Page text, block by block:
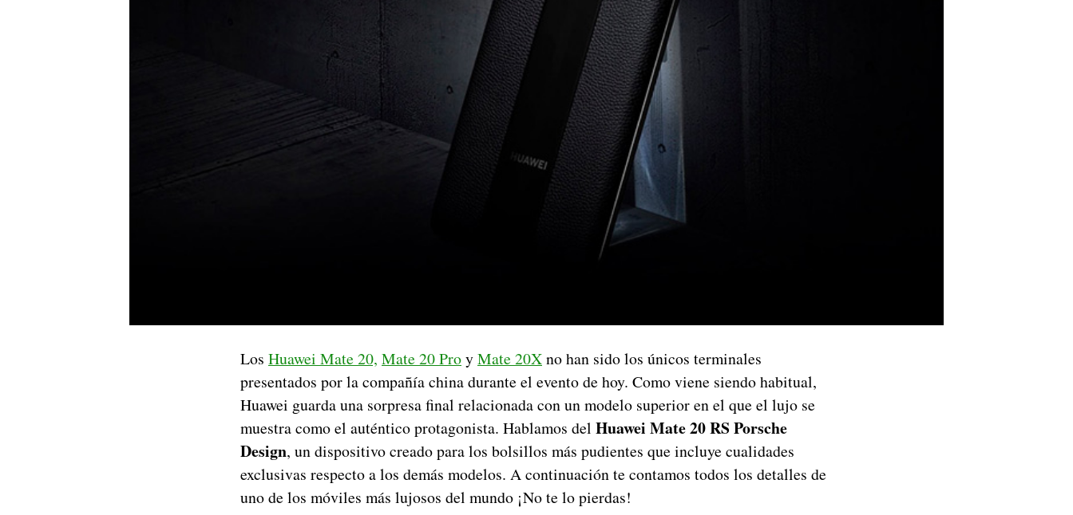
Los Huawei Mate 20, Mate 20 ProyMate 20Xno han sido los únicos terminales
presentados por la compañía china durante el evento de hoy. Como viene siendo habitual,
Huawei guarda una sorpresa final relacionada con un modelo superior en el que el lujo se
muestra como el auténtico protagonista. Hablamos del Huawei Mate 20 RS Porsche
Design, un dispositivo creado para los bolsillos más pudientes que incluye cualidades
exclusivas respecto a los demás modelos. A continuación te contamos todos los detalles de
uno de los móviles más lujosos del mundo ¡No te lo pierdas!